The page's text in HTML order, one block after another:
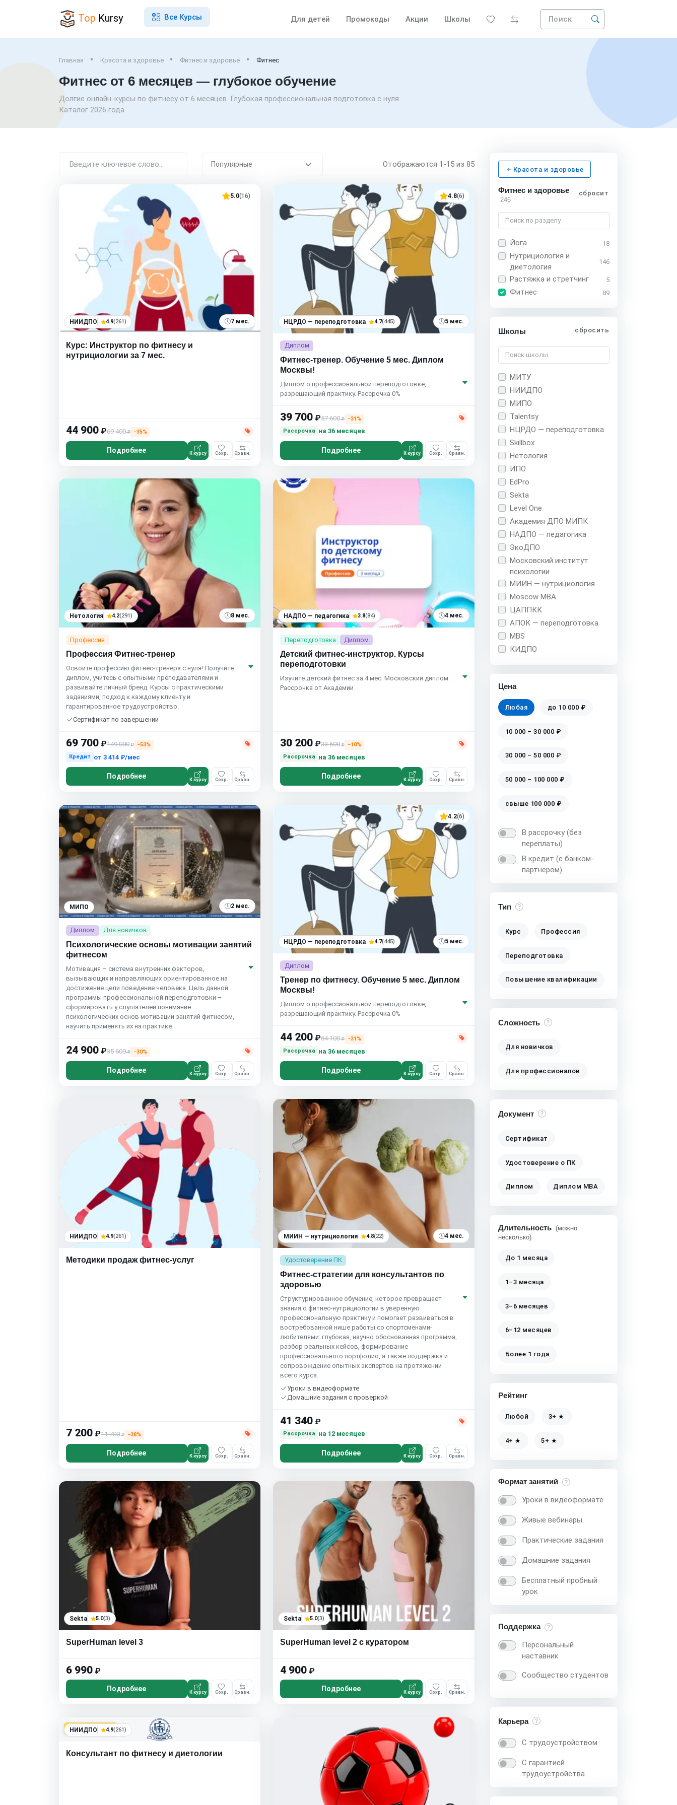
Top Kursy Все Курсы Для детей Промокоды Акции Школы Поиск
Главная Красота и здоровье Фитнес и здоровье Фитнес
Фитнес от 6 месяцев — глубокое обучение
Долгие онлайн-курсы по фитнесу от 6 месяцев. Глубокая профессиональная подготовка с нуля.
Каталог 2026 года.
Отображаются 1-15 из 85
5.0(16)
НИИДПО 4.9(261) 7 мес.
Курс: Инструктор по фитнесу и
нутрициологии за 7 мес.
44 900 ₽69 400₽ −35%
Подробнее К курсу Сохр. Сравн.
4.8(6)
НЦРДО — переподготовка 4.7(445) 5 мес.
Диплом
Фитнес-тренер. Обучение 5 мес. Диплом
Москвы!
Диплом о профессиональной переподготовке,
разрешающий практику. Рассрочка 0%
39 700 ₽57 600₽
−31%
Рассрочка
на 36 месяцев
Подробнее К курсу Сохр. Сравн.
Нетология 4.2(291) 8 мес.
Профессия
Профессия Фитнес-тренер
Освойте профессию фитнес-тренера с нуля! Получите
диплом, учитесь с опытными преподавателями и
развивайте личный бренд. Курсы с практическими
заданиями, подход к каждому клиенту и
гарантированное трудоустройство.
Сертификат по завершении
69 700 ₽149 000₽
−53%
Кредит
от 3 414 ₽/мес
Подробнее К курсу Сохр. Сравн.
НАДПО — педагогика 3.8(84) 4 мес.
Переподготовка Диплом
Детский фитнес-инструктор. Курсы
переподготовки
Изучите детский фитнес за 4 мес. Московский диплом.
Рассрочка от Академии
30 200 ₽33 600₽
−10%
Рассрочка
на 36 месяцев
Подробнее К курсу Сохр. Сравн.
МИПО 2 мес.
Диплом Для новичков
Психологические основы мотивации занятий
фитнесом
Мотивация – система внутренних факторов,
вызывающих и направляющих ориентированное на
достижение цели поведение человека. Цель данной
программы профессиональной переподготовки –
сформировать у слушателей понимание
психологических основ мотивации занятий фитнесом,
научить применять их на практике.
24 900 ₽35 600₽ −30%
Подробнее К курсу Сохр. Сравн.
4.2(6)
НЦРДО — переподготовка 4.7(445) 5 мес.
Диплом
Тренер по фитнесу. Обучение 5 мес. Диплом
Москвы!
Диплом о профессиональной переподготовке,
разрешающий практику. Рассрочка 0%
44 200 ₽64 100₽
−31%
Рассрочка
на 36 месяцев
Подробнее К курсу Сохр. Сравн.
НИИДПО 4.9(261)
Методики продаж фитнес-услуг
7 200 ₽11 700₽ −38%
Подробнее К курсу Сохр. Сравн.
МИИН — нутрициология 4.8(22) 4 мес.
Удостоверение ПК
Фитнес-стратегии для консультантов по
здоровью
Структурированное обучение, которое превращает
знания о фитнес-нутрициологии в уверенную
профессиональную практику и помогает развиваться в
востребованной нише работы со спортсменами-
любителями: глубокая, научно обоснованная программа,
разбор реальных кейсов, формирование
профессионального портфолио, а также поддержка и
сопровождение опытных экспертов на протяжении
всего курса.
Уроки в видеоформате
Домашние задания с проверкой
41 340 ₽
Рассрочка на 12 месяцев
Подробнее К курсу Сохр. Сравн.
Sekta 5.0(3)
SuperHuman level 3
6 990 ₽
Подробнее К курсу Сохр. Сравн.
Sekta 5.0(3)
SuperHuman level 2 с куратором
4 900 ₽
Подробнее К курсу Сохр. Сравн.
Топ продаж
НИИДПО 4.9(261)
Консультант по фитнесу и диетологии
Красота и здоровье
Фитнес и здоровье
246
сбросить
Йога 18
Нутрициология и
диетология
146
Растяжка и стретчинг 5
Фитнес 89
Школы сбросить
МИТУ
НИИДПО
МИПО
Talentsy
НЦРДО — переподготовка
Skillbox
Нетология
ИПО
EdPro
Sekta
Level One
Академия ДПО МИПК
НАДПО — педагогика
ЭкоДПО
Московский институт
психологии
МИИН — нутрициология
Moscow MBA
ЦАППКК
АПОК — переподготовка
MBS
КИДПО
Цена
Любая до 10 000 ₽
10 000 – 30 000 ₽
30 000 – 50 000 ₽
50 000 – 100 000 ₽
свыше 100 000 ₽
В рассрочку (без
переплаты)
В кредит (с банком-
партнёром)
Тип
Курс Профессия
Переподготовка
Повышение квалификации
Сложность
Для новичков
Для профессионалов
Документ
Сертификат
Удостоверение о ПК
Диплом Диплом MBA
Длительность (можно
несколько)
До 1 месяца
1–3 месяца
3–6 месяцев
6–12 месяцев
Более 1 года
Рейтинг
Любой 3+ ★
4+ ★ 5+ ★
Формат занятий
Уроки в видеоформате
Живые вебинары
Практические задания
Домашние задания
Бесплатный пробный
урок
Поддержка
Персональный
наставник
Сообщество студентов
Карьера
С трудоустройством
С гарантией
трудоустройства